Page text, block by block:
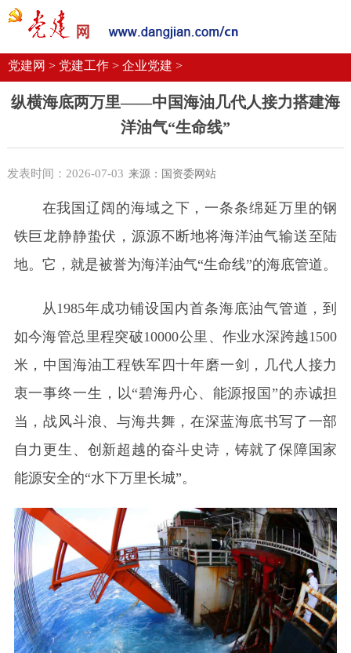
党建要闻
机关党建
校园党建 企业党建
党建网 > 党建工作 > 企业党建 >
纵横海底两万里——中国海油几代人接力搭建海
洋油气“生命线”
发表时间：2026-07-03 来源：国资委网站
在我国辽阔的海域之下，一条条绵延万里的钢
铁巨龙静静蛰伏，源源不断地将海洋油气输送至陆
地。它，就是被誉为海洋油气“生命线”的海底管道。
从1985年成功铺设国内首条海底油气管道，到
如今海管总里程突破10000公里、作业水深跨越1500
米，中国海油工程铁军四十年磨一剑，几代人接力
衷一事终一生，以“碧海丹心、能源报国”的赤诚担
当，战风斗浪、与海共舞，在深蓝海底书写了一部
自力更生、创新超越的奋斗史诗，铸就了保障国家
能源安全的“水下万里长城”。